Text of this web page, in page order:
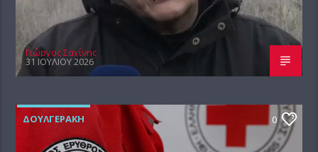
Γιώργος Σαχίνης
31 ΙΟΥΛΊΟΥ 2026
ΔΟΥΛΓΕΡΆΚΗ 0